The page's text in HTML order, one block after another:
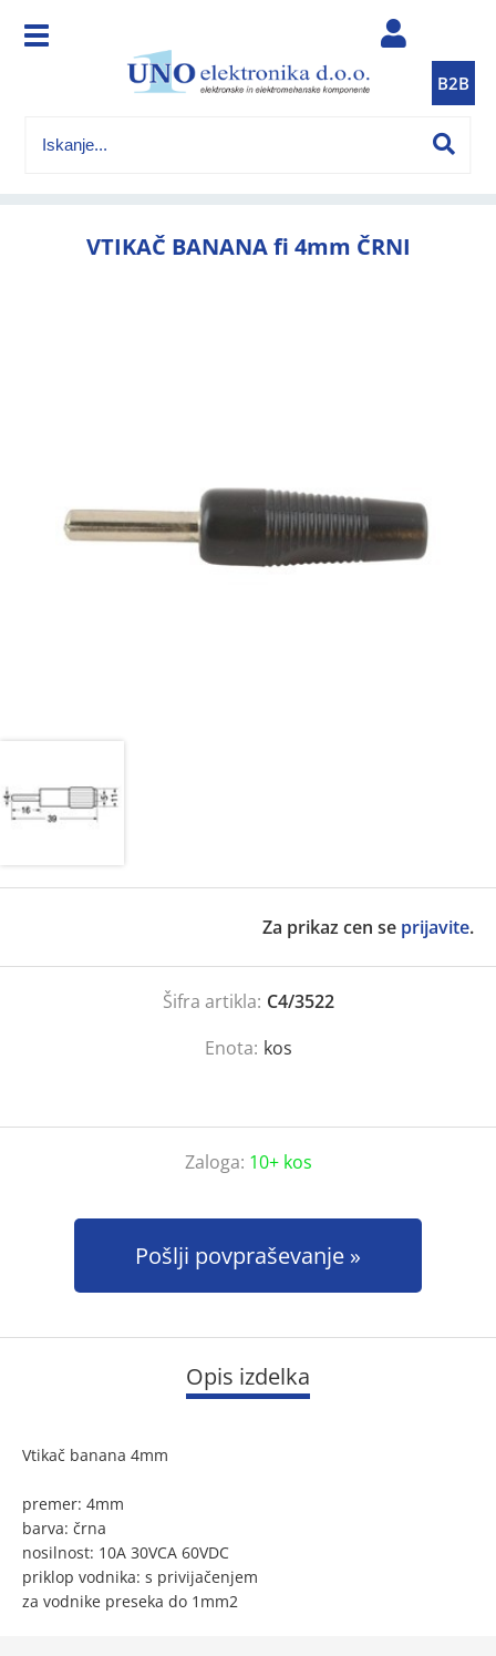
B2B
VTIKAČ BANANA fi 4mm ČRNI
Za prikaz cen se prijavite.
Šifra artikla: C4/3522
Enota: kos
Zaloga: 10+ kos
Pošlji povpraševanje
Opis izdelka
Vtikač banana 4mm
premer: 4mm
barva: črna
nosilnost: 10A 30VCA 60VDC
priklop vodnika: s privijačenjem
za vodnike preseka do 1mm2